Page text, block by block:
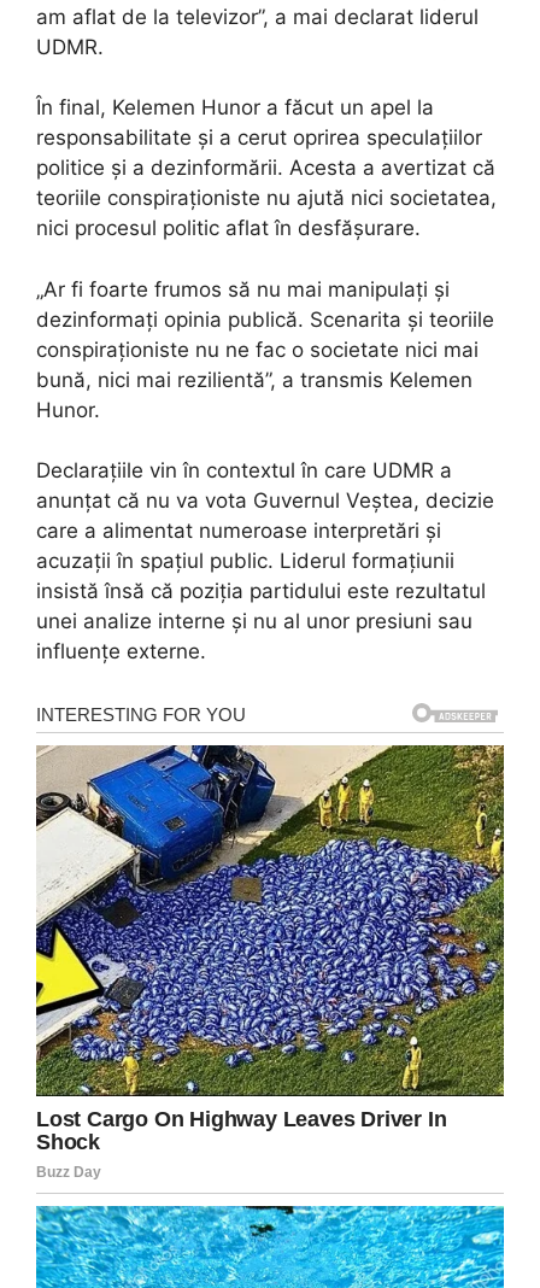
am aflat de la televizor”, a mai declarat liderul
UDMR.
În final, Kelemen Hunor a făcut un apel la
responsabilitate și a cerut oprirea speculațiilor
politice și a dezinformării. Acesta a avertizat că
teoriile conspiraționiste nu ajută nici societatea,
nici procesul politic aflat în desfășurare.
„Ar fi foarte frumos să nu mai manipulați și
dezinformați opinia publică. Scenarita și teoriile
conspiraționiste nu ne fac o societate nici mai
bună, nici mai rezilientă”, a transmis Kelemen
Hunor.
Declarațiile vin în contextul în care UDMR a
anunțat că nu va vota Guvernul Veștea, decizie
care a alimentat numeroase interpretări și
acuzații în spațiul public. Liderul formațiunii
insistă însă că poziția partidului este rezultatul
unei analize interne și nu al unor presiuni sau
influențe externe.